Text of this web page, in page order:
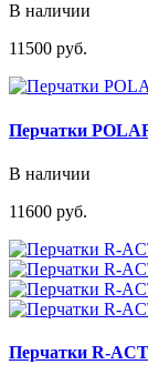
В наличии
11500 руб.
Перчатки
В наличии
11600 руб.
Перчатки R-